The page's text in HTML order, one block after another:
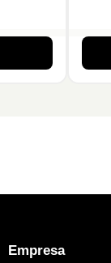
Empresa